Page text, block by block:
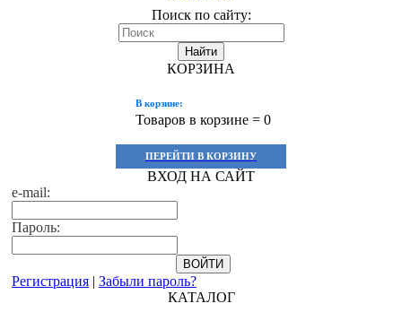
Поиск по сайту:
Найти
КОРЗИНА
В корзине:
Товаров в корзине = 0
ПЕРЕЙТИ В КОРЗИНУ
ВХОД НА САЙТ
e-mail:
Пароль:
Регистрация | Забыли пароль?
КАТАЛОГ